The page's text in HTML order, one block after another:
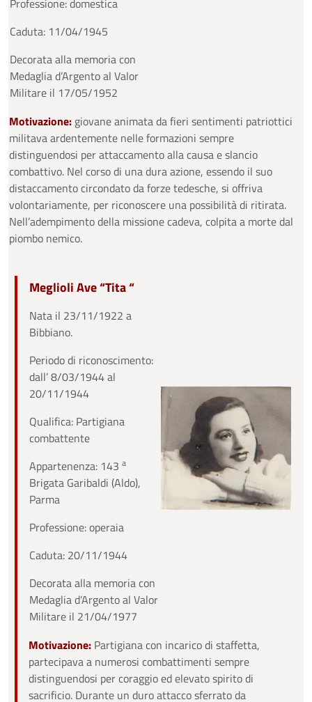
Professione: domestica
Caduta: 11/04/1945
Decorata alla memoria con
Medaglia d’Argento al Valor
Militare il 17/05/1952
Motivazione: giovane animata da fieri sentimenti patriottici
militava ardentemente nelle formazioni sempre
distinguendosi per attaccamento alla causa e slancio
combattivo. Nel corso di una dura azione, essendo il suo
distaccamento circondato da forze tedesche, si offriva
volontariamente, per riconoscere una possibilità di ritirata.
Nell’adempimento della missione cadeva, colpita a morte dal
piombo nemico.
Meglioli Ave “Tita “
Nata il 23/11/1922 a
Bibbiano.
Periodo di riconoscimento:
dall’ 8/03/1944 al
20/11/1944
Qualifica: Partigiana
combattente
Appartenenza: 143 a
Brigata Garibaldi (Aldo),
Parma
Professione: operaia
Caduta: 20/11/1944
Decorata alla memoria con
Medaglia d’Argento al Valor
Militare il 21/04/1977
Motivazione: Partigiana con incarico di staffetta,
partecipava a numerosi combattimenti sempre
distinguendosi per coraggio ed elevato spirito di
sacrificio. Durante un duro attacco sferrato da